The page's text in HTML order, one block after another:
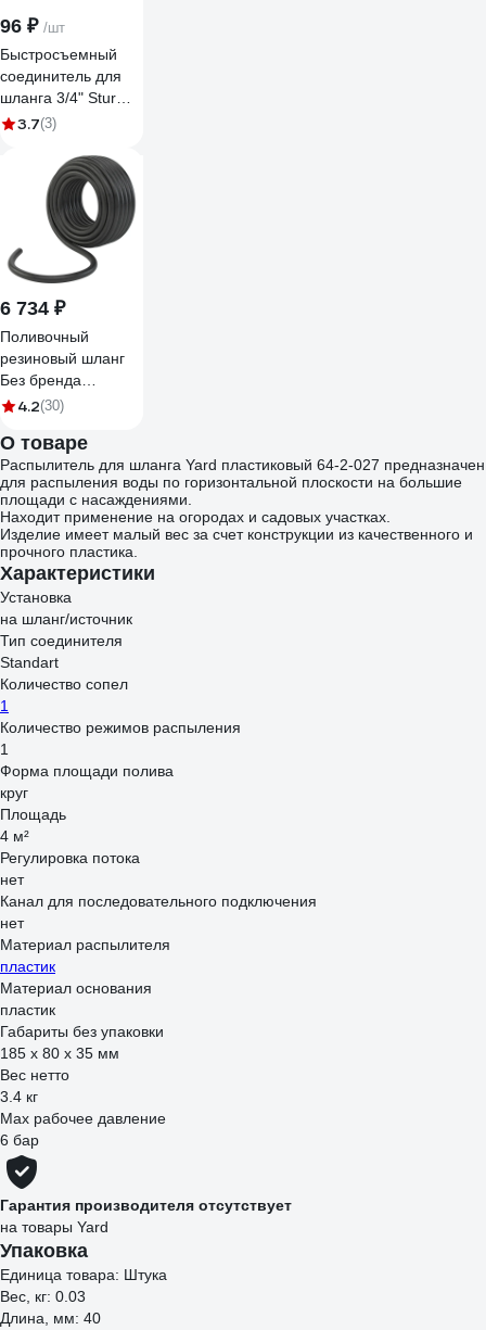
96 ₽ /шт
Быстросъемный
соединитель для
шланга 3/4" Sturm
3015-21-3/4AS
3.7(3)
6 734 ₽
Поливочный
резиновый шланг
Без бренда
кордовый рукав,
67556
4.2(30)
О товаре
Распылитель для шланга Yard пластиковый 64-2-027 предназначен
для распыления воды по горизонтальной плоскости на большие
площади с насаждениями.
Находит применение на огородах и садовых участках.
Изделие имеет малый вес за счет конструкции из качественного и
прочного пластика.
Характеристики
Установка
на шланг/источник
Тип соединителя
Standart
Количество сопел
1
Количество режимов распыления
1
Форма площади полива
круг
Площадь
4 м²
Регулировка потока
нет
Канал для последовательного подключения
нет
Материал распылителя
пластик
Материал основания
пластик
Габариты без упаковки
185 x 80 x 35 мм
Вес нетто
3.4 кг
Max рабочее давление
6 бар
Гарантия производителя отсутствует
на товары Yard
Упаковка
Единица товара: Штука
Вес, кг: 0.03
Длина, мм: 40